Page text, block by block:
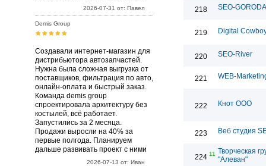
2026-07-31 от: Павел
Demis Group
Создавали интернет-магазин для
дистрибьютора автозапчастей.
Нужна была сложная выгрузка от
поставщиков, фильтрация по авто,
онлайн-оплата и быстрый заказ.
Команда demis group
спроектировала архитектуру без
костылей, всё работает.
Запустились за 2 месяца.
Продажи выросли на 40% за
первые полгода. Планируем
дальше развивать проект с ними
2026-07-13 от: Иван
218 SEO-GORODA
219 Digital
220 SEO-River
221 WEB-
222 Кнот ООО
223 Веб студия
224 11 Творческая
"Алеван"